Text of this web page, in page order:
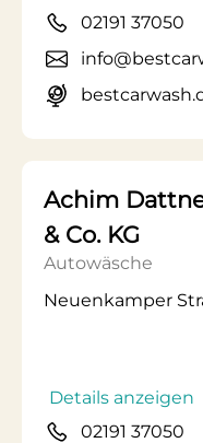
02191 37050
Achim
& Co. KG
Autowäsche
Neuenkamper
Details anzeigen
02191 37050